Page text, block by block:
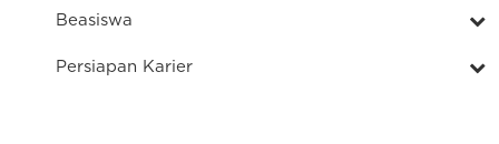
Beasiswa
Persiapan Karier